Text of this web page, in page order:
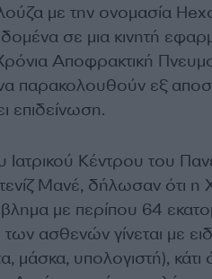
με την ονομασία
σε μια κινητή
Αποφρακτική
παρακολουθούν εξ
επιδείνωση.
Ιατρικού Κέντρου του
Μανέ, δήλωσαν ότι
με περίπου 64
ασθενών γίνεται με
μάσκα, υπολογιστή),